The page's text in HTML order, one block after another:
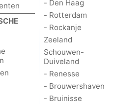
- Den Haag
- Rotterdam
- Rockanje
Zeeland
Schouwen-
Duiveland
- Renesse
- Brouwershaven
- Bruinisse